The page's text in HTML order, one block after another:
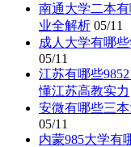
南通大学二本
业全解析 05/11
成人大学有哪
05/11
江苏有哪些
懂江苏高教实力
安微有哪些三
05/11
内蒙985大学有